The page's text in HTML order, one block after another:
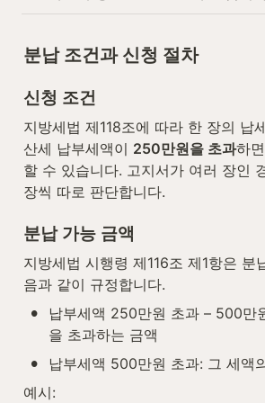
분납 조건과 신청 절차
신청 조건
지방세법 제118조에 따라 한 장의 납
산세 납부세액이 250만원을 초과하
할 수 있습니다. 고지서가 여러 장인
장씩 따로 판단합니다.
분납 가능 금액
지방세법 시행령 제116조 제1항은 분
음과 같이 규정합니다.
•
납부세액 250만원 초과 – 500만
을 초과하는 금액
•
납부세액 500만원 초과: 그 세액
예시: